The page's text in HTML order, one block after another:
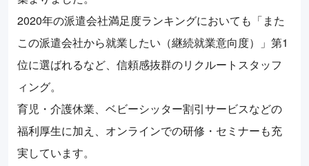
2020年の派遣会社満足度ランキングにおいても「また
この派遣会社から就業したい（継続就業意向度）」第1
位に選ばれるなど、信頼感抜群のリクルートスタッフ
ィング。
育児・介護休業、ベビーシッター割引サービスなどの
福利厚生に加え、オンラインでの研修・セミナーも充
実しています。